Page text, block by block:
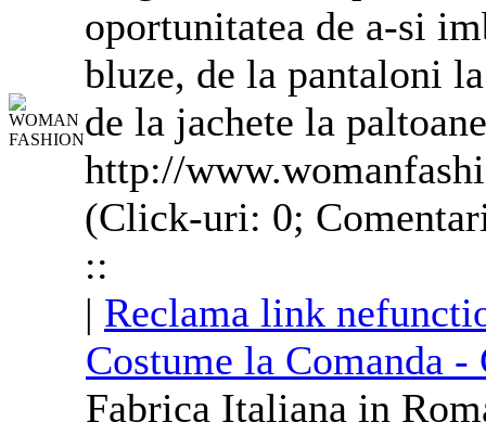
oportunitatea de a-si
bluze, de la pantaloni
de la jachete la
http://
(Click-uri: 0;
::
| Reclama link
Costume la Comanda -
Fabrica Italiana in